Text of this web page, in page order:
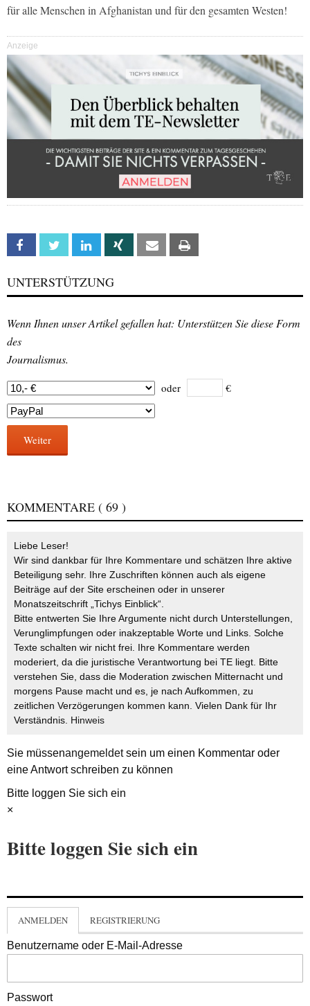
für alle Menschen in Afghanistan und für den gesamten Westen!
Anzeige
Facebook Twitter Linkedin Xing Email
UNTERSTÜTZUNG
Wenn Ihnen unser Artikel gefallen hat: Unterstützen Sie diese Form
des
Journalismus.
oder €
Weiter
KOMMENTARE ( 69 )
Liebe Leser!
Wir sind dankbar für Ihre Kommentare und schätzen Ihre aktive
Beteiligung sehr. Ihre Zuschriften können auch als eigene
Beiträge auf der Site erscheinen oder in unserer
Monatszeitschrift „Tichys Einblick“.
Bitte entwerten Sie Ihre Argumente nicht durch Unterstellungen,
Verunglimpfungen oder inakzeptable Worte und Links. Solche
Texte schalten wir nicht frei. Ihre Kommentare werden
moderiert, da die juristische Verantwortung bei TE liegt. Bitte
verstehen Sie, dass die Moderation zwischen Mitternacht und
morgens Pause macht und es, je nach Aufkommen, zu
zeitlichen Verzögerungen kommen kann. Vielen Dank für Ihr
Verständnis. Hinweis
Sie müssenangemeldetsein um einen Kommentar oder
eine Antwort schreiben zu können
Bitte loggen Sie sich ein
×
Bitte loggen Sie sich ein
ANMELDEN REGISTRIERUNG
Benutzername oder E-Mail-Adresse
Passwort